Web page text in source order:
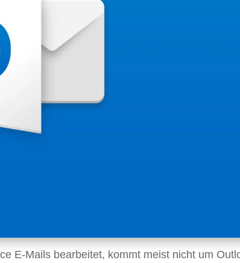
E-Mails bearbeitet, kommt meist nicht um